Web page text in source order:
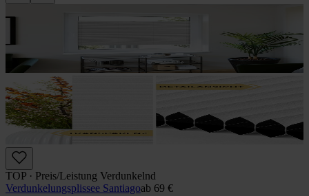
TOP · Preis/Leistung Verdunkelnd
Verdunkelungs­plissee Santiagoab 69 €